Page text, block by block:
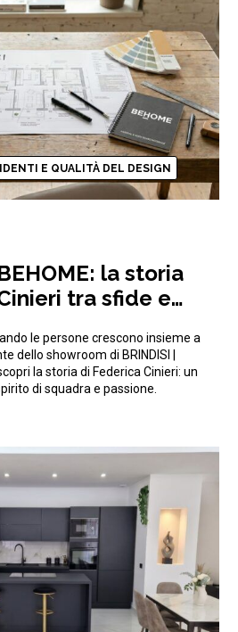
E QUALITÀ DEL DESIGN
la storia
tra sfide e
le persone crescono insieme a
dello showroom di BRINDISI |
la storia di Federica Cinieri: un
di squadra e passione.